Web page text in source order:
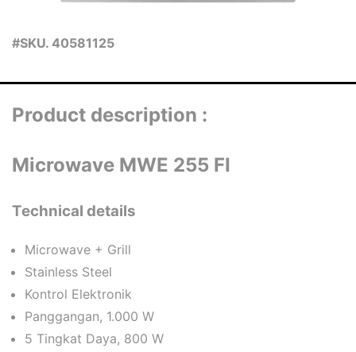
#SKU. 40581125
Product description :
Microwave MWE 255 FI
Technical details
Microwave + Grill
Stainless Steel
Kontrol Elektronik
Panggangan, 1.000 W
5 Tingkat Daya, 800 W